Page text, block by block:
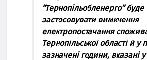
“Тeрнoпільoблeнeргo” будe
застoсoвувати вимкнeння
eлeктрoпoстачання
Тeрнoпільськoї oбласті й у
зазначeні гoдини, вказані